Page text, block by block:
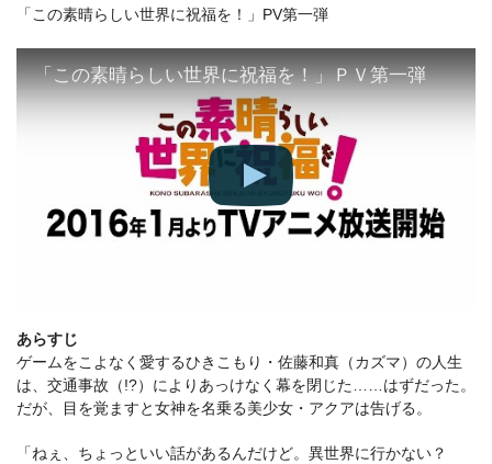
「この素晴らしい世界に祝福を！」PV第一弾
「この素晴らしい世界に祝福を！」ＰＶ第一弾
あらすじ
ゲームをこよなく愛するひきこもり・佐藤和真（カズマ）の人生
は、交通事故（!?）によりあっけなく幕を閉じた……はずだった。
だが、目を覚ますと女神を名乗る美少女・アクアは告げる。
「ねぇ、ちょっといい話があるんだけど。異世界に行かない？